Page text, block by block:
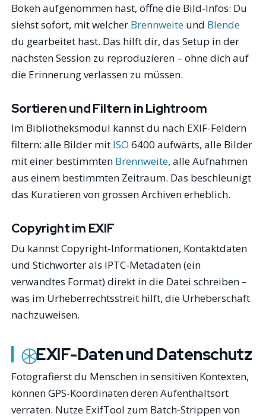
Bokeh aufgenommen hast, öffne die Bild-Infos: Du
siehst sofort, mit welcher Brennweite und Blende
du gearbeitet hast. Das hilft dir, das Setup in der
nächsten Session zu reproduzieren – ohne dich auf
die Erinnerung verlassen zu müssen.
Sortieren und Filtern in Lightroom
Im Bibliotheksmodul kannst du nach EXIF-Feldern
filtern: alle Bilder mit ISO 6400 aufwärts, alle Bilder
mit einer bestimmten Brennweite, alle Aufnahmen
aus einem bestimmten Zeitraum. Das beschleunigt
das Kuratieren von grossen Archiven erheblich.
Copyright im EXIF
Du kannst Copyright-Informationen, Kontaktdaten
und Stichwörter als IPTC-Metadaten (ein
verwandtes Format) direkt in die Datei schreiben –
was im Urheberrechtsstreit hilft, die Urheberschaft
nachzuweisen.
EXIF-Daten und Datenschutz
Fotografierst du Menschen in sensitiven Kontexten,
können GPS-Koordinaten deren Aufenthaltsort
verraten. Nutze ExifTool zum Batch-Strippen von